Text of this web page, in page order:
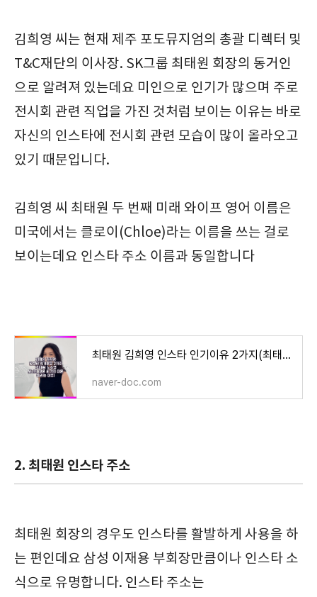
김희영 씨는 현재 제주 포도뮤지엄의 총괄 디렉터 및
T&C재단의 이사장. SK그룹 최태원 회장의 동거인
으로 알려져 있는데요 미인으로 인기가 많으며 주로
전시회 관련 직업을 가진 것처럼 보이는 이유는 바로
자신의 인스타에 전시회 관련 모습이 많이 올라오고
있기 때문입니다.
김희영 씨 최태원 두 번째 미래 와이프 영어 이름은
미국에서는 클로이(Chloe)라는 이름을 쓰는 걸로
보이는데요 인스타 주소 이름과 동일합니다
최태원 김희영 인스타 인기이유 2가지(최태원 노소영 세기의 결혼 세기의 이혼으로 불리는 이유)
naver-doc.com
2. 최태원 인스타 주소
최태원 회장의 경우도 인스타를 활발하게 사용을 하
는 편인데요 삼성 이재용 부회장만큼이나 인스타 소
식으로 유명합니다. 인스타 주소는